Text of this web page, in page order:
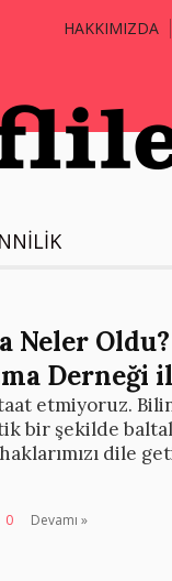
HAKKIMIZDA
Neler
Derneği
etmiyoruz.
şekilde
dile
0 Devamı »